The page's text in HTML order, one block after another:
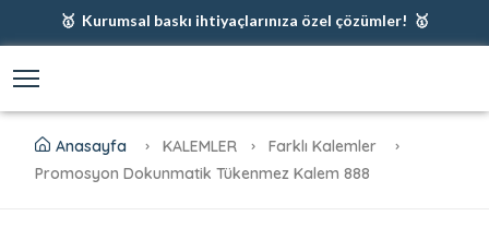
🥇 Kurumsal baskı ihtiyaçlarınıza özel çözümler! 🥇
🥇 Fiyatlarımıza baskı ve kargo dahildir! 🥇
Anasayfa KALEMLER
Farklı Kalemler
Promosyon Dokunmatik Tükenmez Kalem 888